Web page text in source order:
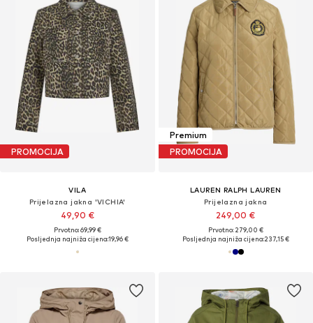
PROMOCIJA
VILA
Prijelazna jakna 'VICHIA'
49,90 €
Prvotno: 69,99 €
Posljednja najniža cijena:19,96 €
Premium
PROMOCIJA
LAUREN RALPH LAUREN
Prijelazna jakna
249,00 €
Prvotno: 279,00 €
Posljednja najniža cijena:237,15 €